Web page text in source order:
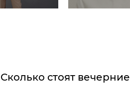
Сколько стоят